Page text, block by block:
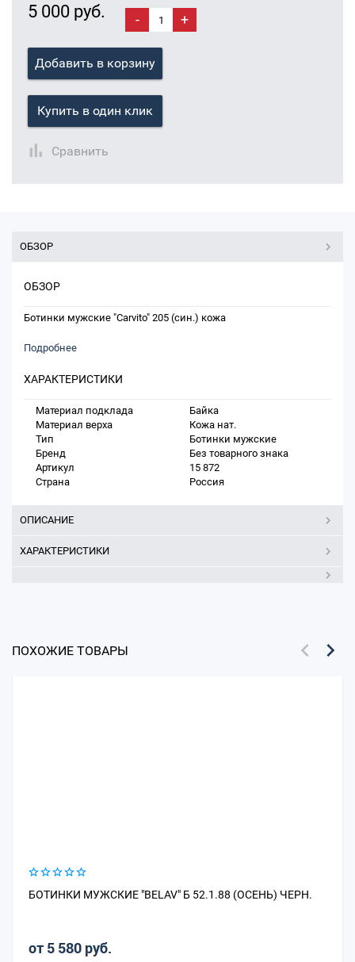
5 000 руб. - +
Добавить в корзину
Купить в один клик
Сравнить
ОБЗОР
ОБЗОР
Ботинки мужские "Carvito" 205 (син.) кожа
Подробнее
ХАРАКТЕРИСТИКИ
Материал подклада
Байка
Материал верха
Кожа нат.
Тип
Ботинки мужские
Бренд
Без товарного знака
Артикул
15 872
Страна
Россия
ОПИСАНИЕ
ХАРАКТЕРИСТИКИ
ПОХОЖИЕ ТОВАРЫ
БОТИНКИ МУЖСКИЕ "BELAV" Б 52.1.88 (ОСЕНЬ) ЧЕРН.
от 5 580 руб.